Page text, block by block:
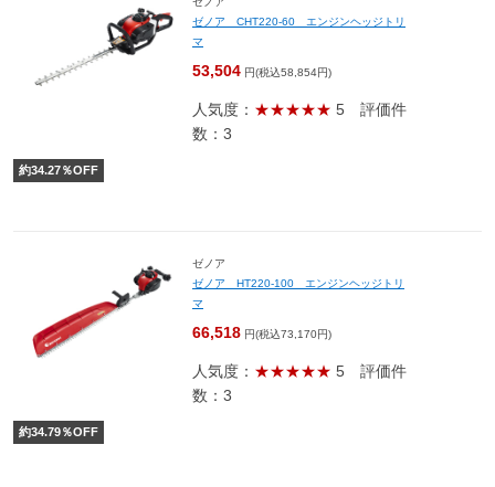
ゼノア CHT220-60 エンジンヘッジトリ
マ
53,504 円(税込58,854円)
人気度： ★★★★★ 5 評価件
数：3
約34.27％OFF
ゼノア
ゼノア HT220-100 エンジンヘッジトリ
マ
66,518 円(税込73,170円)
人気度： ★★★★★ 5 評価件
数：3
約34.79％OFF